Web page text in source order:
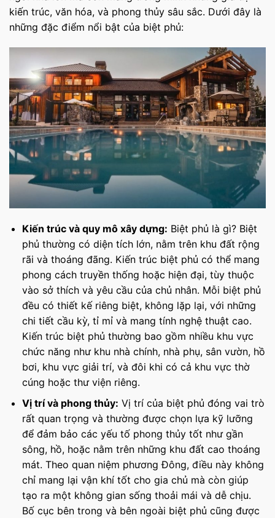
kiến trúc, văn hóa, và phong thủy sâu sắc. Dưới đây là
những đặc điểm nổi bật của biệt phủ:
Kiến trúc và quy mô xây dựng: Biệt phủ là gì? Biệt
phủ thường có diện tích lớn, nằm trên khu đất rộng
rãi và thoáng đãng. Kiến trúc biệt phủ có thể mang
phong cách truyền thống hoặc hiện đại, tùy thuộc
vào sở thích và yêu cầu của chủ nhân. Mỗi biệt phủ
đều có thiết kế riêng biệt, không lặp lại, với những
chi tiết cầu kỳ, tỉ mỉ và mang tính nghệ thuật cao.
Kiến trúc biệt phủ thường bao gồm nhiều khu vực
chức năng như khu nhà chính, nhà phụ, sân vườn, hồ
bơi, khu vực giải trí, và đôi khi có cả khu vực thờ
cúng hoặc thư viện riêng.
Vị trí và phong thủy: Vị trí của biệt phủ đóng vai trò
rất quan trọng và thường được chọn lựa kỹ lưỡng
để đảm bảo các yếu tố phong thủy tốt như gần
sông, hồ, hoặc nằm trên những khu đất cao thoáng
mát. Theo quan niệm phương Đông, điều này không
chỉ mang lại vận khí tốt cho gia chủ mà còn giúp
tạo ra một không gian sống thoải mái và dễ chịu.
Bố cục bên trong và bên ngoài biệt phủ cũng được